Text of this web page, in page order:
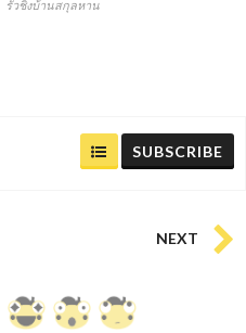
รั่วชิงบ้านสกุลหาน
SUBSCRIBE
NEXT